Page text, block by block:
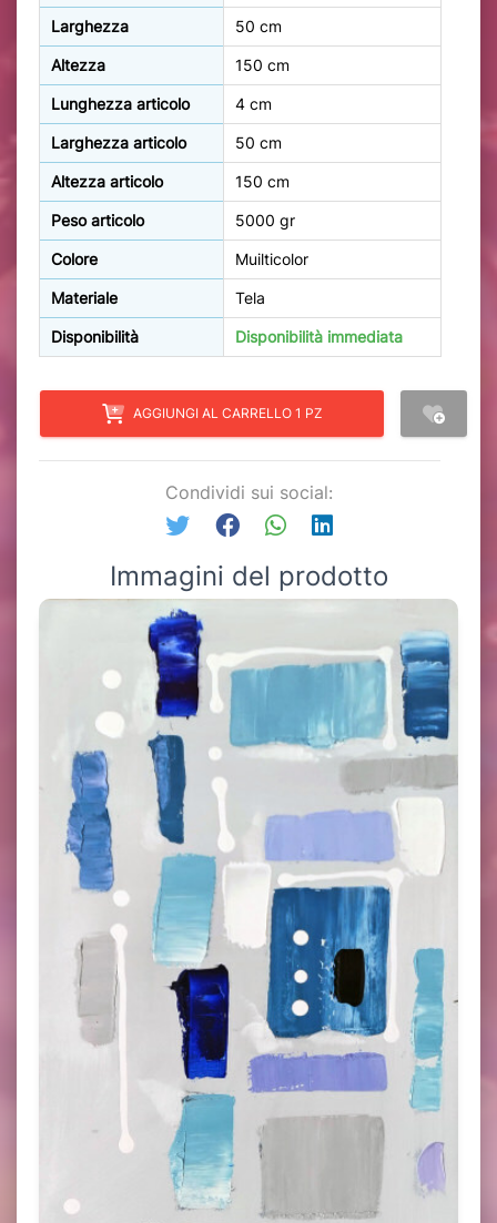
Larghezza 50 cm
Altezza 150 cm
Lunghezza articolo 4 cm
Larghezza articolo 50 cm
Altezza articolo 150 cm
Peso articolo 5000 gr
Colore Muilticolor
Materiale Tela
Disponibilità Disponibilità immediata
AGGIUNGI AL CARRELLO 1 PZ
Condividi sui social:
Immagini del prodotto